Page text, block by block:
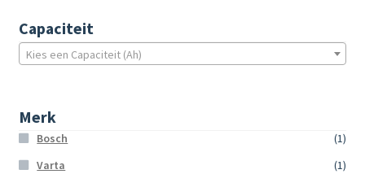
Capaciteit
Kies een Capaciteit (Ah)
Merk
Bosch
(1)
Varta
(1)